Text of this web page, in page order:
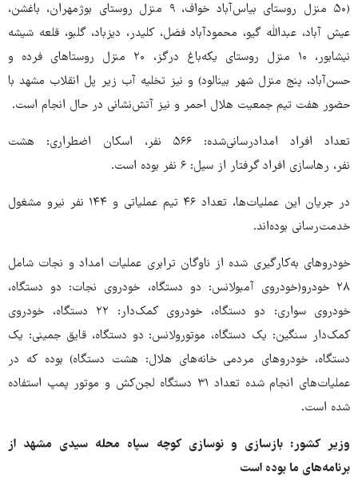
(۵۰ منزل روستای بیاس‌آباد خواف، ۹ منزل روستای بوژمهران، باغشن،
عیش آباد، عبدالله گیو، محمودآباد فضل، کلیدر، دیزباد، گلبو، قلعه شیشه
نیشابور، ۱۰ منزل روستای یکه‌باغ درگز، ۲۰ منزل روستاهای فرده و
حسن‌آباد، پنج منزل شهر بینالود) و نیز تخلیه آب زیر پل انقلاب مشهد با
حضور هفت تیم جمعیت هلال احمر و نیز آتش‌نشانی در حال انجام است.
تعداد افراد امدادرسانی‌شده: ۵۶۶ نفر، اسکان اضطراری: هشت
نفر، رهاسازی افراد گرفتار از سیل: ۶ نفر بوده است.
در جریان این عملیات‌ها، تعداد ۴۶ تیم عملیاتی و ۱۴۴ نفر نیرو مشغول
خدمت‌رسانی بوده‌اند.
خودروهای به‌کارگیری شده از ناوگان ترابری عملیات امداد و نجات شامل
۲۸ خودرو(خودروی آمبولانس: دو دستگاه، خودروی نجات: دو دستگاه،
خودروی سواری: دو دستگاه، خودروی کمک‌دار: ۲۲ دستگاه، خودروی
کمک‌دار سنگین: یک دستگاه، موتورولانس: دو دستگاه، قایق جمینی: یک
دستگاه، خودروهای مردمی خانه‌های هلال: هشت دستگاه) بوده که در
عملیات‌های انجام شده تعداد ۳۱ دستگاه لجن‌کش و موتور پمپ استفاده
شده است.
وزیر کشور: بازسازی و نوسازی کوچه سپاه محله سیدی مشهد از
برنامه‌های ما بوده است